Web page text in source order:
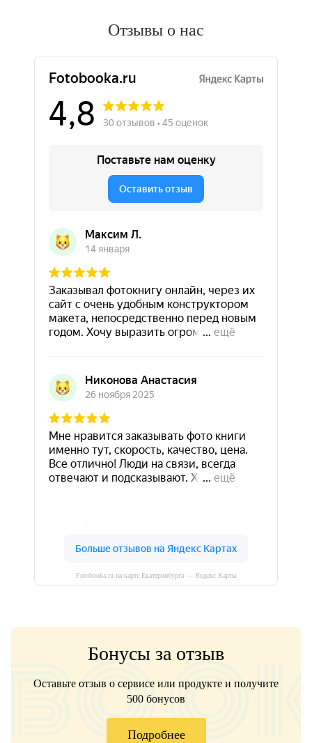
Отзывы о нас
Fotobooka.ru на карте Екатеринбурга — Яндекс Карты
Бонусы за отзыв
Оставьте отзыв о сервисе или продукте и получите
500 бонусов
Подробнее